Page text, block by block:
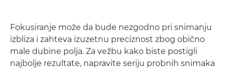
Fokusiranje može da bude nezgodno pri snimanju
izbliza i zahteva izuzetnu preciznost zbog obično
male dubine polja. Za vežbu kako biste postigli
najbolje rezultate, napravite seriju probnih snimaka